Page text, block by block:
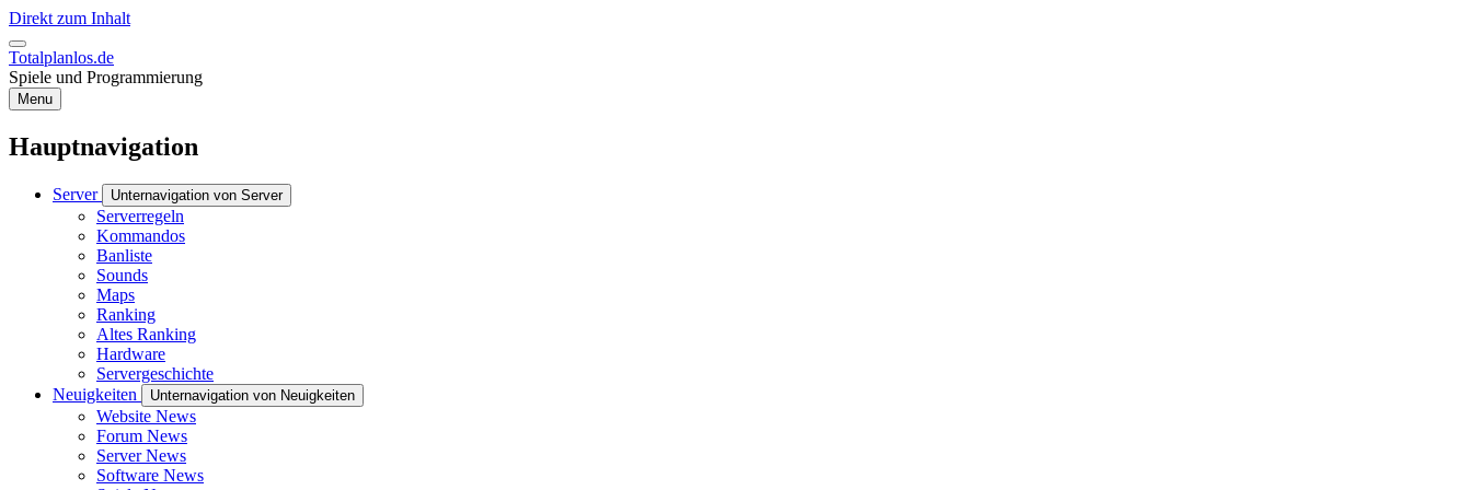
Direkt zum Inhalt
Totalplanlos.de
Spiele und Programmierung
Menu
Hauptnavigation
Server Unternavigation von Server
Serverregeln
Kommandos
Banliste
Sounds
Maps
Ranking
Altes Ranking
Hardware
Servergeschichte
Neuigkeiten
Unternavigation von Neuigkeiten
Website News
Forum News
Server News
Software News